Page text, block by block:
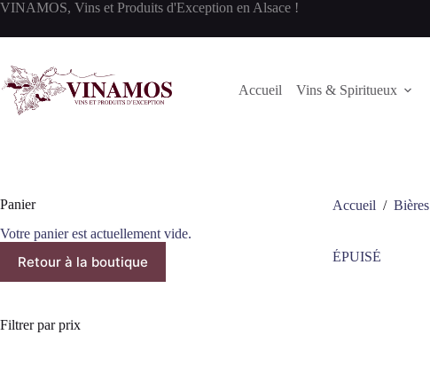
Passer
contenu
VINAMOS, Vins et Produits d'Exception en Alsace !
Accueil Vins & Spiritueux
Accueil / Bières
ÉPUISÉ
Panier
Votre panier est actuellement vide.
Retour à la boutique
Filtrer par prix